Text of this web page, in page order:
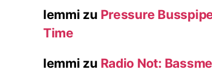
lemmi zu Pressure
Time
lemmi zu Radio Not: